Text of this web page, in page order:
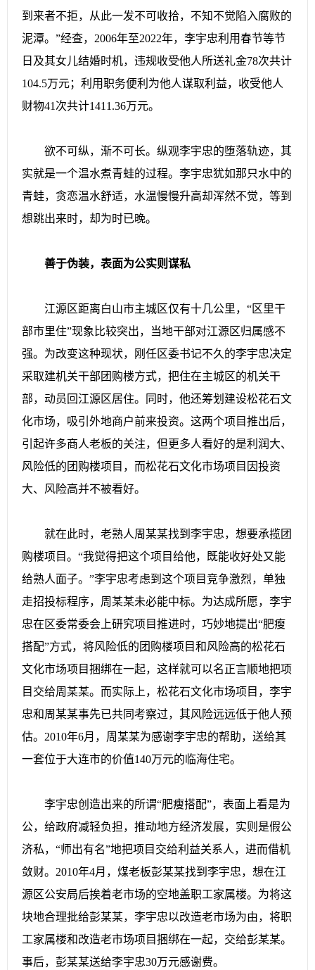
到来者不拒，从此一发不可收拾，不知不觉陷入腐败的
泥潭。”经查，2006年至2022年，李宇忠利用春节等节
日及其女儿结婚时机，违规收受他人所送礼金78次共计
104.5万元；利用职务便利为他人谋取利益，收受他人
财物41次共计1411.36万元。
欲不可纵，渐不可长。纵观李宇忠的堕落轨迹，其
实就是一个温水煮青蛙的过程。李宇忠犹如那只水中的
青蛙，贪恋温水舒适，水温慢慢升高却浑然不觉，等到
想跳出来时，却为时已晚。
善于伪装，表面为公实则谋私
江源区距离白山市主城区仅有十几公里，“区里干
部市里住”现象比较突出，当地干部对江源区归属感不
强。为改变这种现状，刚任区委书记不久的李宇忠决定
采取建机关干部团购楼方式，把住在主城区的机关干
部，动员回江源区居住。同时，他还筹划建设松花石文
化市场，吸引外地商户前来投资。这两个项目推出后，
引起许多商人老板的关注，但更多人看好的是利润大、
风险低的团购楼项目，而松花石文化市场项目因投资
大、风险高并不被看好。
就在此时，老熟人周某某找到李宇忠，想要承揽团
购楼项目。“我觉得把这个项目给他，既能收好处又能
给熟人面子。”李宇忠考虑到这个项目竞争激烈，单独
走招投标程序，周某某未必能中标。为达成所愿，李宇
忠在区委常委会上研究项目推进时，巧妙地提出“肥瘦
搭配”方式，将风险低的团购楼项目和风险高的松花石
文化市场项目捆绑在一起，这样就可以名正言顺地把项
目交给周某某。而实际上，松花石文化市场项目，李宇
忠和周某某事先已共同考察过，其风险远远低于他人预
估。2010年6月，周某某为感谢李宇忠的帮助，送给其
一套位于大连市的价值140万元的临海住宅。
李宇忠创造出来的所谓“肥瘦搭配”，表面上看是为
公，给政府减轻负担，推动地方经济发展，实则是假公
济私，“师出有名”地把项目交给利益关系人，进而借机
敛财。2010年4月，煤老板彭某某找到李宇忠，想在江
源区公安局后挨着老市场的空地盖职工家属楼。为将这
块地合理批给彭某某，李宇忠以改造老市场为由，将职
工家属楼和改造老市场项目捆绑在一起，交给彭某某。
事后，彭某某送给李宇忠30万元感谢费。